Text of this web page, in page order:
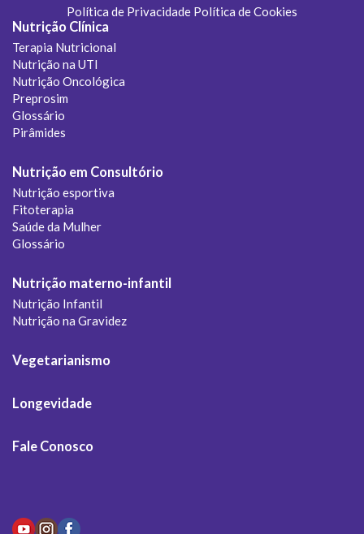
Política de Privacidade Política de Cookies
Nutrição Clínica
Terapia Nutricional
Nutrição na UTI
Nutrição Oncológica
Preprosim
Glossário
Pirâmides
Nutrição em Consultório
Nutrição esportiva
Fitoterapia
Saúde da Mulher
Glossário
Nutrição materno-infantil
Nutrição Infantil
Nutrição na Gravidez
Vegetarianismo
Longevidade
Fale Conosco